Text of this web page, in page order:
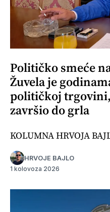
Političko smeće
Žuvela je
političkoj
završio do grla
KOLUMNA HRVOJA
HRVOJE BAJLO
1 kolovoza 2026